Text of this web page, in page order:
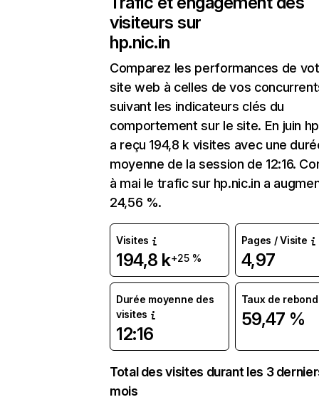
visiteurs sur
hp.nic.in
Comparez les performances de
site web à celles de vos
suivant les indicateurs clés du
comportement sur le site. En juin
a reçu 194,8 k visites avec une
moyenne de la session de 12:16.
à mai le trafic sur hp.nic.in a
24,56 %.
Visites
194,8 k+25 %
Pages / Visite
4,97
Durée moyenne des
visites
12:16
Taux de rebond
59,47 %
Total des visites durant les 3
mois